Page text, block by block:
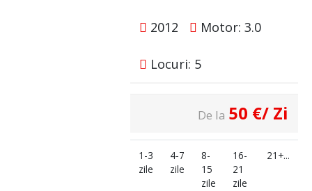
2012 Motor: 3.0
Locuri: 5
De la 50 €/ Zi
1-3
zile
4-7
zile
8-
15
zile
16-
21
zile
21+...